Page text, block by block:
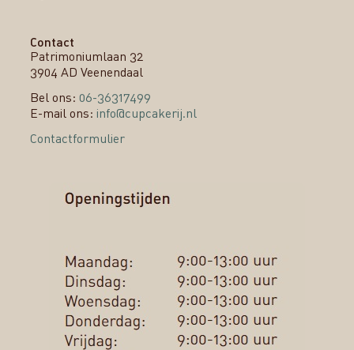
Contact
Patrimoniumlaan 32
3904 AD Veenendaal
Bel ons: 06-36317499
E-mail ons: info@cupcakerij.nl
Contactformulier